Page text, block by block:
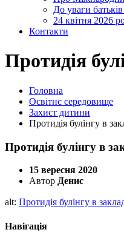
До уваги
24 квітня 2026
Контакти
Протидія
Головна
Освітнє середовище
Захист дитини
Протидія булінгу в
Протидія булінгу в
15 вересня 2020
Автор Денис
alt: Протидія булінгу в
Навігація